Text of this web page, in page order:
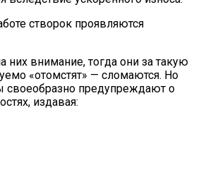
створок проявляются
них внимание, тогда они за такую
«отомстят» — сломаются. Но
предупреждают о
издавая: